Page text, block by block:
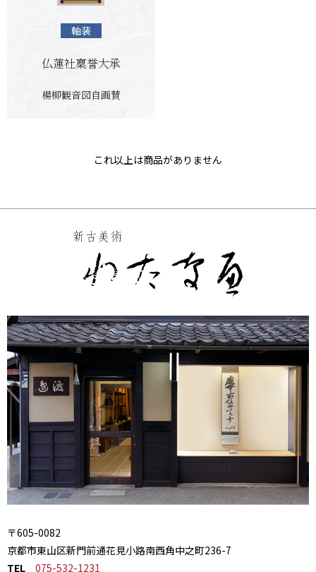
軸装
仏蓮社稟誉大承
楊柳観音図自画賛
これ以上は商品がありません
〒605-0082
京都市東山区新門前通花見小路南西角中之町236-7
TEL
075-532-1231